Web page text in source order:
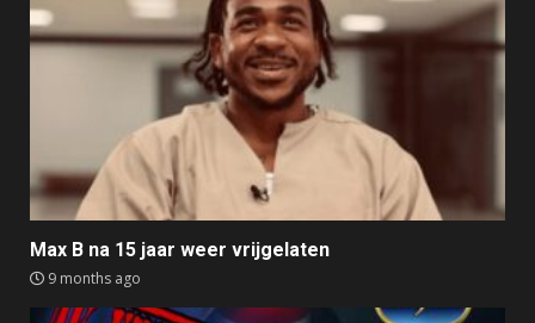
Max B na 15 jaar weer vrijgelaten
9 months ago